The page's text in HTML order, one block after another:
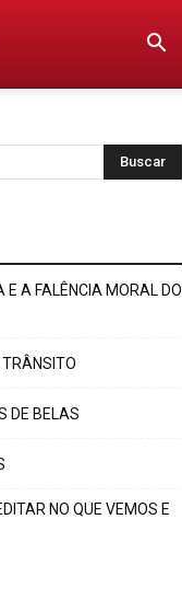
A FALÊNCIA MORAL DO
TRÂNSITO
DE BELAS
NO QUE VEMOS E